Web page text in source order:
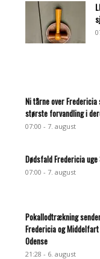
Ni tårne over
største forvandling i
07:00 - 7. august
Dødsfald Fredericia uge
07:00 - 7. august
Pokallodtrækning
Fredericia og Middelfart
Odense
21:28 - 6. august